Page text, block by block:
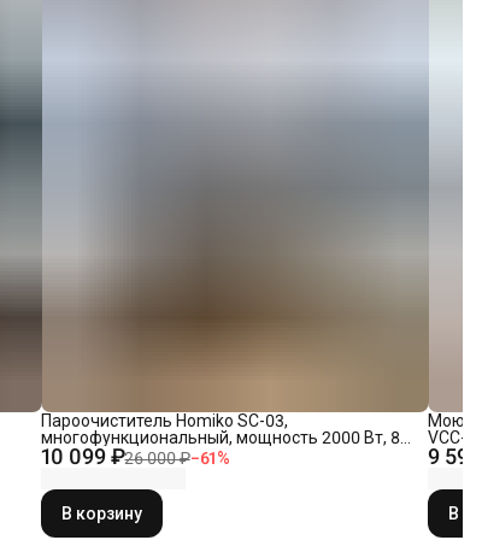
10 099 ₽26 000 ₽−61%
Пароочиститель Homiko SC-03,
многофункциональный, мощность 2000 Вт, 8
насадок (+4 запасных)
В корзину
9
VCC-
В